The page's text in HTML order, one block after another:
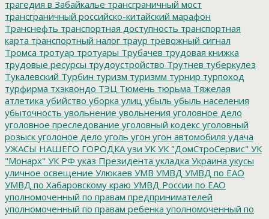
трагедия в Забайкалье трансграничный мост
трансграничный российско-китайский марафон
Транснефть транспортная доступность транспортная
карта транспортный налог траур тревожный сигнал
Тромса тротуар тротуары Трубачев трудовая книжка
трудовые ресурсы трудоустройство Трутнев туберкулез
Тукалевский Турбин туризм туризмм турнир турпоход
турфирма тхэквондо ТЭЦ Тюмень тюрьма Тяжелая
атлетика убийство уборка улиц убыль убыль населения
убыточность увольнение увольнения уголовное дело
уголовное преследование уголовный кодекс уголовный
розыск уголоное дело уголь угон угон автомобиля удача
УЖАСЫ НАШЕГО ГОРОДКА узи УК УК "ДомСтроСервис" УК
"Монарх" УК РФ указ Президента укладка Украина укусы
уличное освещение Улюкаев УМВ УМВД УМВД по ЕАО
УМВД по Хабаровскому краю УМВД России по ЕАО
уполномоченный по правам предпринимателей
уполномоченный по правам ребенка уполномоченный по